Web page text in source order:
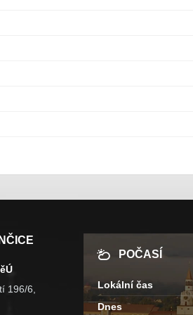
196/6,
POČASÍ
Lokální čas
Dnes